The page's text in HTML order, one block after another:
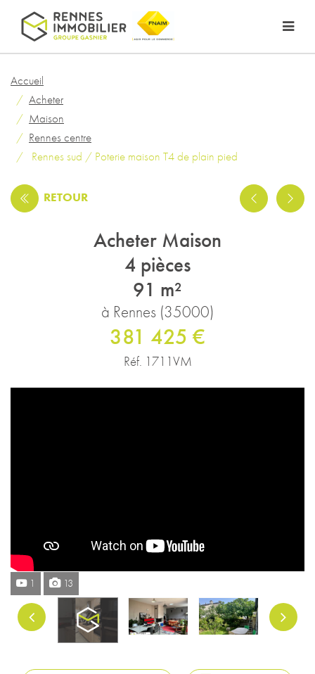
Accueil
Acheter
Maison
Rennes centre
Rennes sud / Poterie maison T4 de plain pied
RETOUR
Acheter Maison
4 pièces
91 m²
à Rennes (35000)
381 425 €
Réf. 1711VM
1 13